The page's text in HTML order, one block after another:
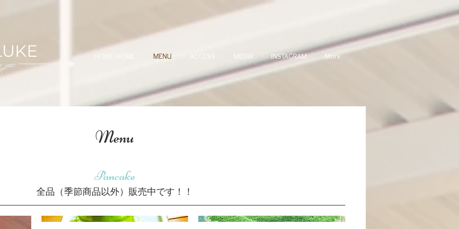
HOME HOME MENU ACCESS MEDIA INSTAGRAM More
Menu
Pancake
全品（季節商品以外）販売中です！！